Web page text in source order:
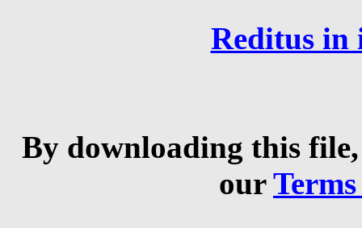
Reditus in
By downloading this
our